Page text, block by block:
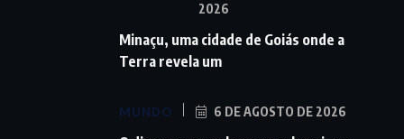
2026
Minaçu, uma cidade de Goiás onde a
Terra revela um
MUNDO 6 DE AGOSTO DE 2026